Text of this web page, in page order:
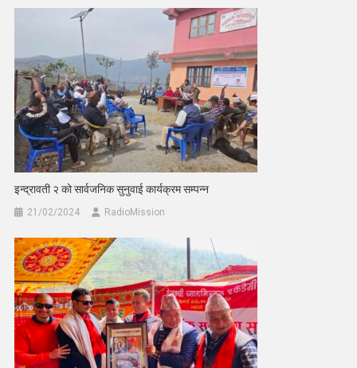
इन्द्रावती २ को सार्वजनिक सुनुवाई कार्यक्रम सम्पन्न
21/02/2024 RadioMission